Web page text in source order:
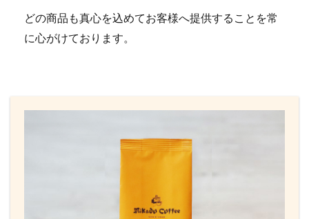
どの商品も真心を込めてお客様へ提供することを常
に心がけております。